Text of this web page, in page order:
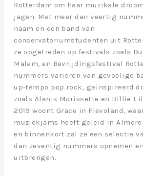
Rotterdam om haar muzikale
jagen. Met meer dan veertig
naam en een band van
conservatoriumstudenten uit
ze opgetreden op festivals zoals
Malam, en Bevrijdingsfestival
nummers variëren van gevoelige
up-tempo pop rock, geïnspireerd
zoals Alanis Morissette en Billie
2019 woont Grace in Flevoland,
muziekjams heeft geleid in Almere
en binnenkort zal ze een selectie
dan zeventig nummers opnemen en
uitbrengen.